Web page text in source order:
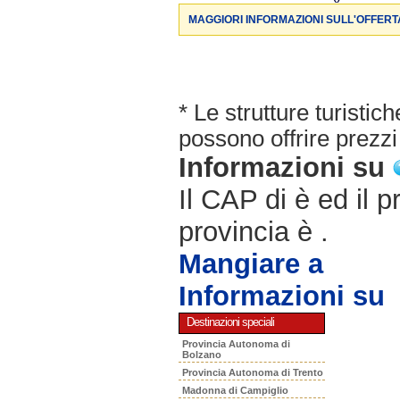
MAGGIORI INFORMAZIONI
* Le strutture
possono offrire
Informazioni su
Il CAP di è ed il
provincia è .
Mangiare a
Informazioni su
Destinazioni speciali
Provincia Autonoma di
Bolzano
Provincia Autonoma di Trento
Madonna di Campiglio